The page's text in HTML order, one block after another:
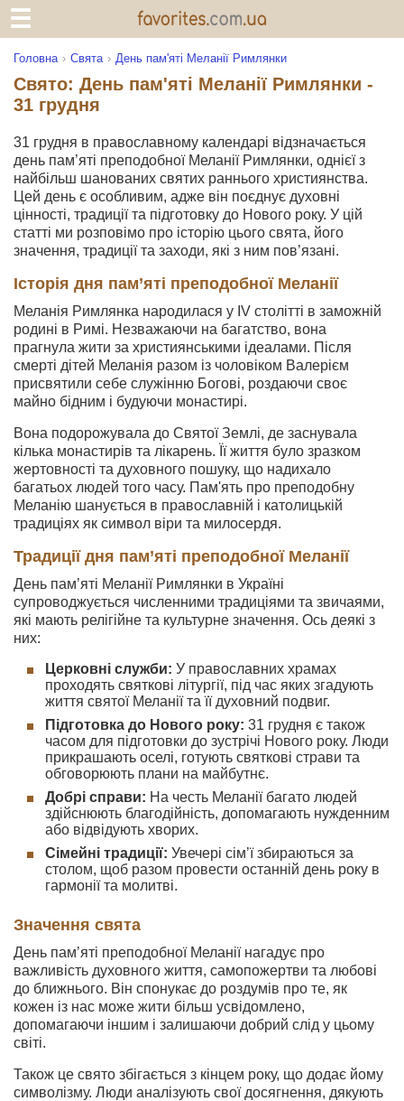
Головна Свята День пам'яті Меланії Римлянки
Свято: День пам'яті Меланії Римлянки -
31 грудня
31 грудня в православному календарі відзначається
день пам’яті преподобної Меланії Римлянки, однієї з
найбільш шанованих святих раннього християнства.
Цей день є особливим, адже він поєднує духовні
цінності, традиції та підготовку до Нового року. У цій
статті ми розповімо про історію цього свята, його
значення, традиції та заходи, які з ним пов’язані.
Історія дня пам’яті преподобної Меланії
Меланія Римлянка народилася у IV столітті в заможній
родині в Римі. Незважаючи на багатство, вона
прагнула жити за християнськими ідеалами. Після
смерті дітей Меланія разом із чоловіком Валерієм
присвятили себе служінню Богові, роздаючи своє
майно бідним і будуючи монастирі.
Вона подорожувала до Святої Землі, де заснувала
кілька монастирів та лікарень. Її життя було зразком
жертовності та духовного пошуку, що надихало
багатьох людей того часу. Пам'ять про преподобну
Меланію шанується в православній і католицькій
традиціях як символ віри та милосердя.
Традиції дня пам’яті преподобної Меланії
День пам’яті Меланії Римлянки в Україні
супроводжується численними традиціями та звичаями,
які мають релігійне та культурне значення. Ось деякі з
них:
Церковні служби: У православних храмах
проходять святкові літургії, під час яких згадують
життя святої Меланії та її духовний подвиг.
Підготовка до Нового року: 31 грудня є також
часом для підготовки до зустрічі Нового року. Люди
прикрашають оселі, готують святкові страви та
обговорюють плани на майбутнє.
Добрі справи: На честь Меланії багато людей
здійснюють благодійність, допомагають нужденним
або відвідують хворих.
Сімейні традиції: Увечері сім’ї збираються за
столом, щоб разом провести останній день року в
гармонії та молитві.
Значення свята
День пам’яті преподобної Меланії нагадує про
важливість духовного життя, самопожертви та любові
до ближнього. Він спонукає до роздумів про те, як
кожен із нас може жити більш усвідомлено,
допомагаючи іншим і залишаючи добрий слід у цьому
світі.
Також це свято збігається з кінцем року, що додає йому
символізму. Люди аналізують свої досягнення, дякують